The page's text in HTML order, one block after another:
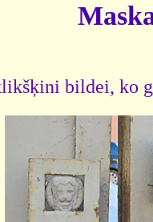
bildei, ko